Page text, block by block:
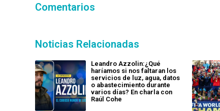
Comentarios
Noticias Relacionadas
Leandro Azzolin:¿Qué
haríamos si nos faltaran los
servicios de luz, agua, datos
o abastecimiento durante
varios días? En charla con
Raúl Cohe